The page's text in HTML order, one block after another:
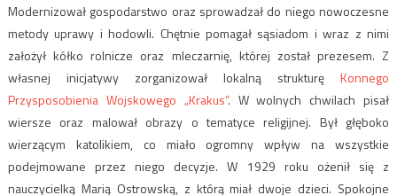
Modernizował gospodarstwo oraz sprowadzał do niego nowoczesne
metody uprawy i hodowli. Chętnie pomagał sąsiadom i wraz z nimi
założył kółko rolnicze oraz mleczarnię, której został prezesem. Z
własnej inicjatywy zorganizował lokalną strukturęKonnego
Przysposobienia Wojskowego „Krakus”. W wolnych chwilach pisał
wiersze oraz malował obrazy o tematyce religijnej. Był głęboko
wierzącym katolikiem, co miało ogromny wpływ na wszystkie
podejmowane przez niego decyzje. W 1929 roku ożenił się z
nauczycielką Marią Ostrowską, z którą miał dwoje dzieci. Spokojne